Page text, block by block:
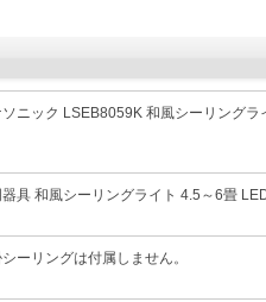
ソニック LSEB8059K 和風シーリングラ
器具 和風シーリングライト 4.5～6畳
ーリングは付属しません。